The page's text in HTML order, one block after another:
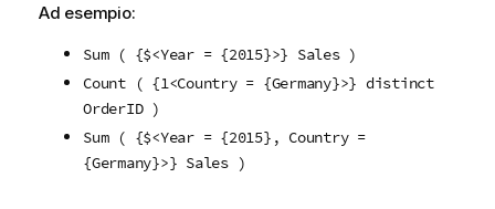
Ad esempio:
Sum ( {$<Year = {2015}>} Sales )
Count ( {1<Country = {Germany}>} distinct
OrderID )
Sum ( {$<Year = {2015}, Country =
{Germany}>} Sales )